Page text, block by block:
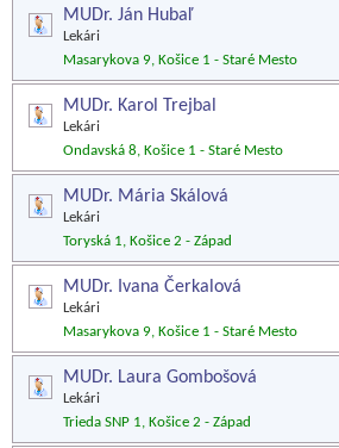
MUDr. Ján Hubaľ
Lekári
Masarykova 9, Košice 1 - Staré Mesto
MUDr. Karol Trejbal
Lekári
Ondavská 8, Košice 1 - Staré Mesto
MUDr. Mária Skálová
Lekári
Toryská 1, Košice 2 - Západ
MUDr. Ivana Čerkalová
Lekári
Masarykova 9, Košice 1 - Staré Mesto
MUDr. Laura Gombošová
Lekári
Trieda SNP 1, Košice 2 - Západ